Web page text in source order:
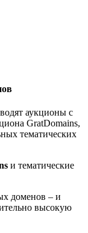
аукционы с
GratDomains,
тематических
и тематические
доменов – и
высокую